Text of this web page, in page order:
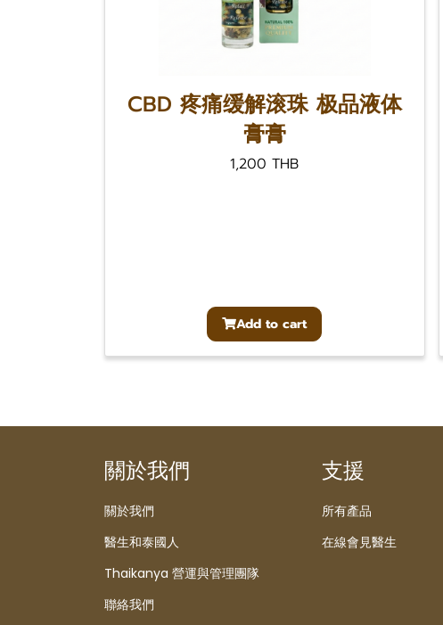
CBD 疼痛缓解滚珠 极品液体
膏膏
1,200 THB
Add to cart
關於我們
關於我們
醫生和泰國人
Thaikanya 營運與管理團隊
聯絡我們
支援
所有產品
在線會見醫生